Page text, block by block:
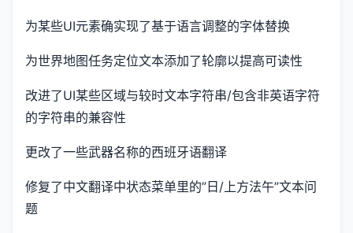
为某些UI元素确实现了基于语言调整的字体替换
为世界地图任务定位文本添加了轮廓以提高可读性
改进了UI某些区域与较时文本字符串/包含非英语字符
的字符串的兼容性
更改了一些武器名称的西班牙语翻译
修复了中文翻译中状态菜单里的”日/上方法午”文本问
题